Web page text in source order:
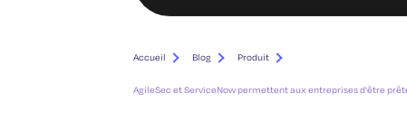
Accueil Blog Produit
AgileSec et ServiceNow permettent aux entreprises d'être